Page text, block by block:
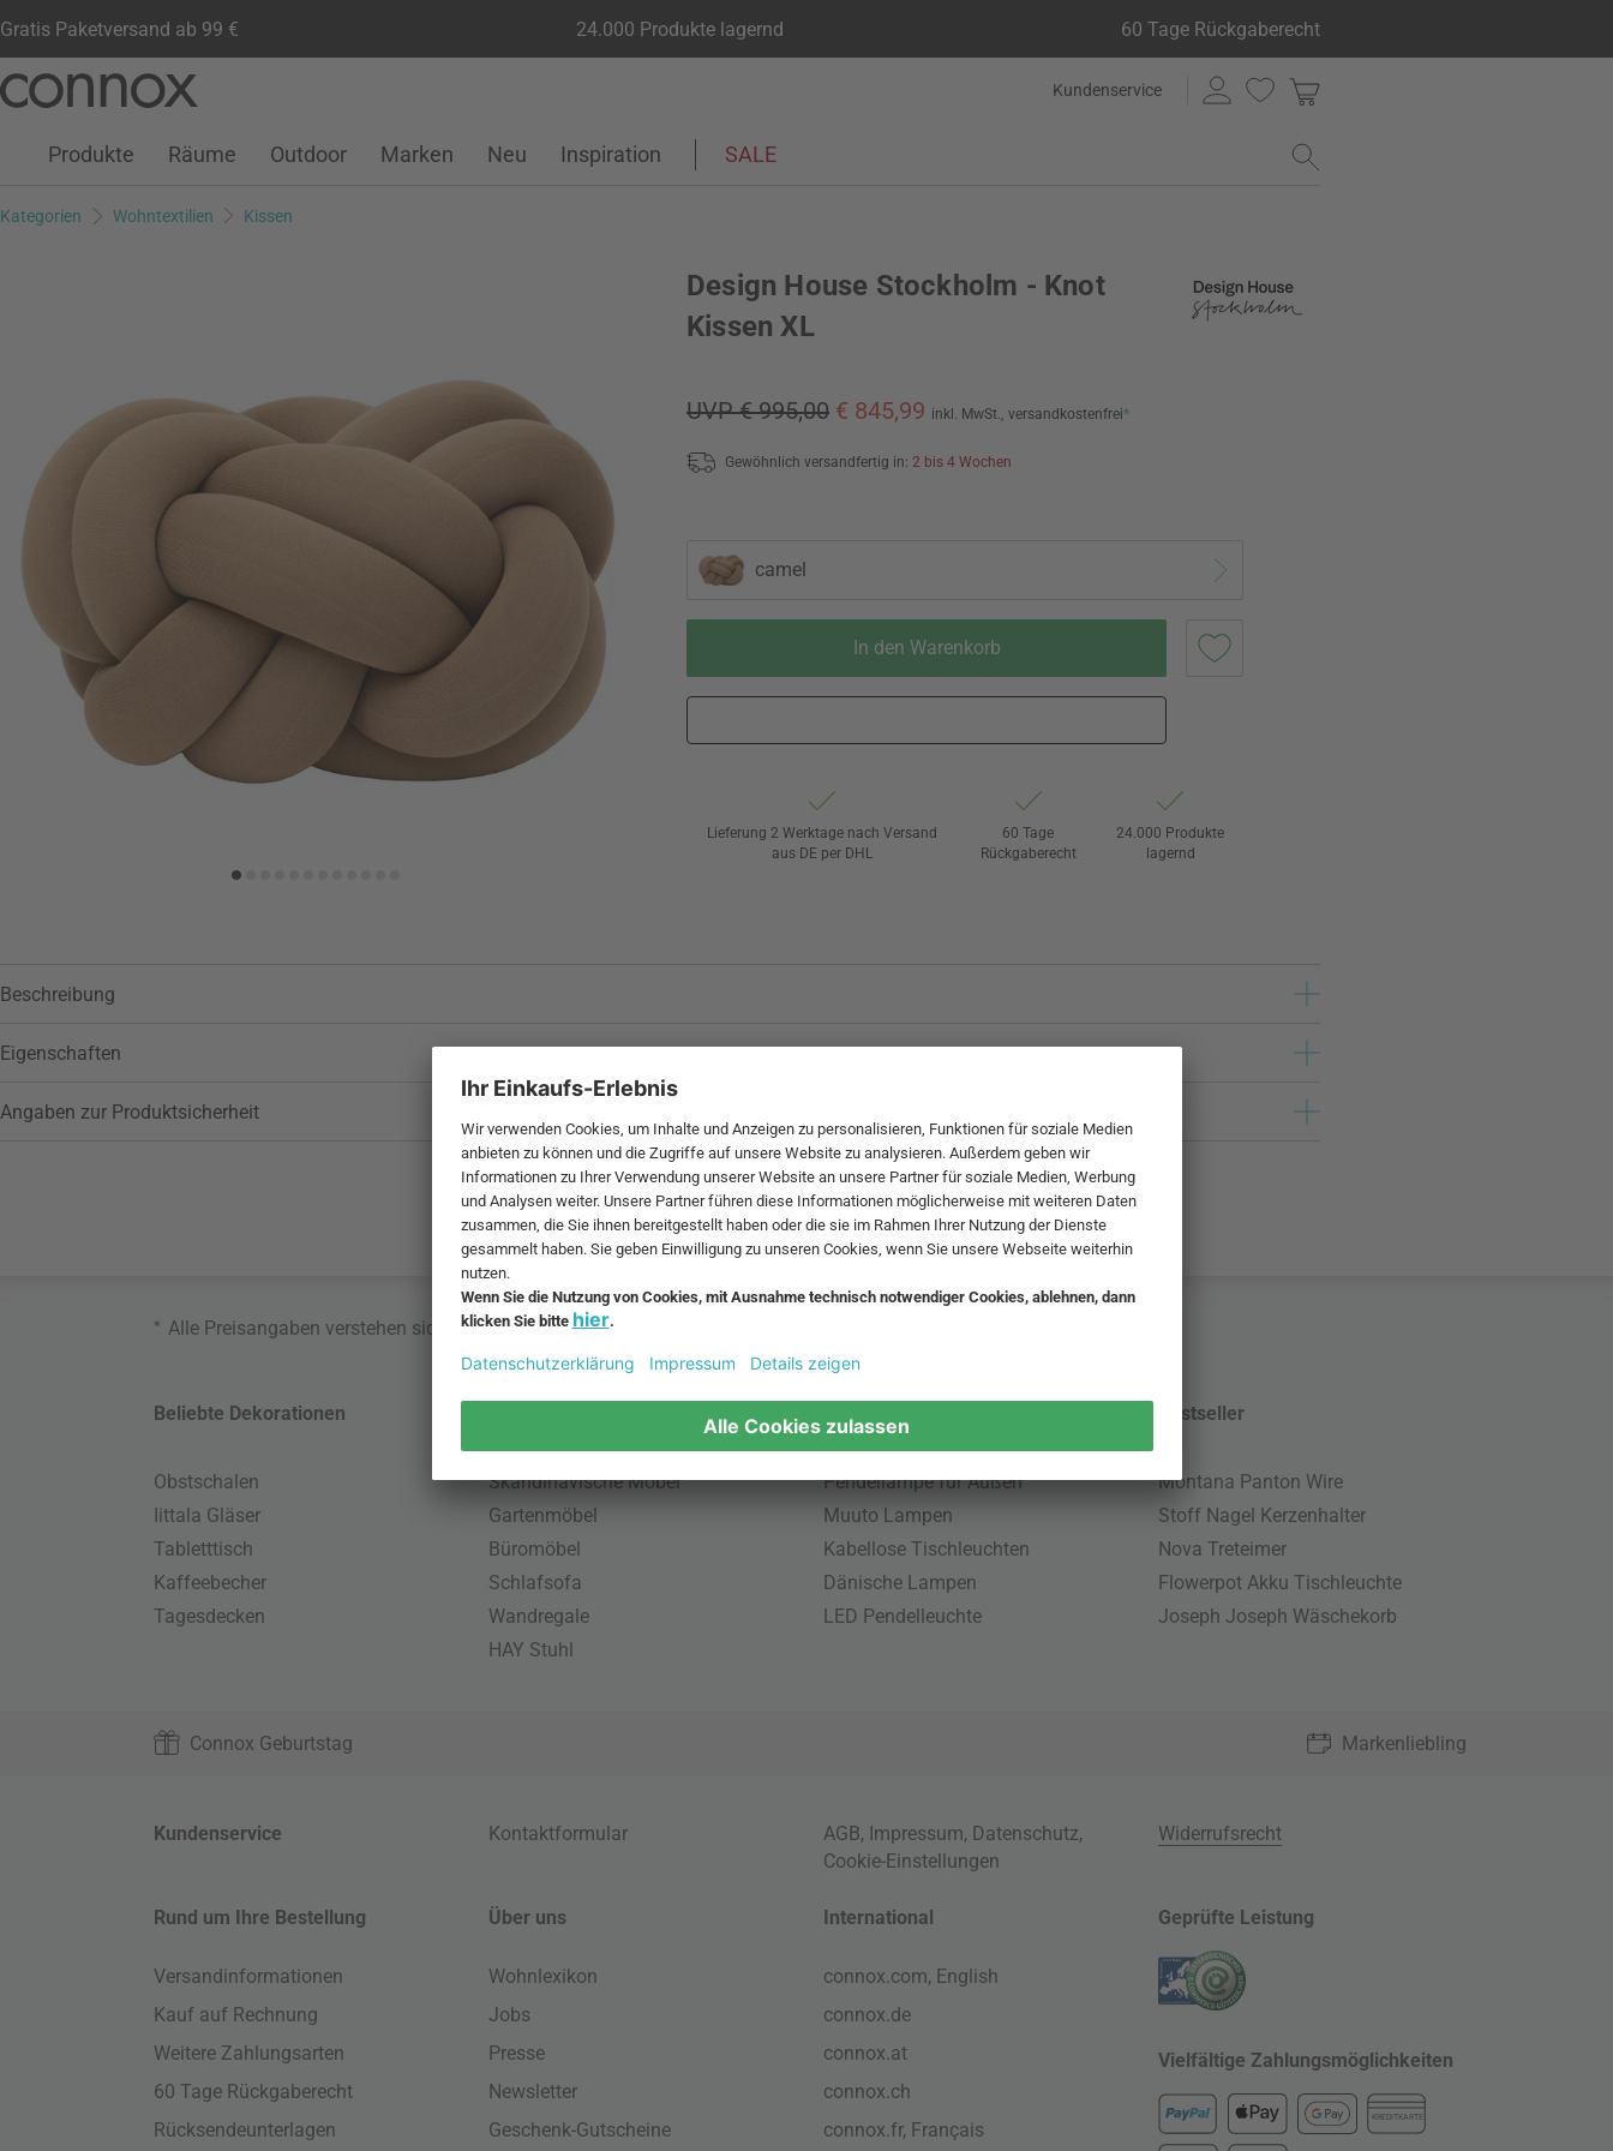
Gratis Paketversand ab 99 € 24.000 Produkte lagernd 60 Tage Rückgaberecht
Seiteninhalt
Suchfeld
Kundenservice
Kundenkonto
Wunschliste
Warenkorb
Produkte Räume Outdoor Marken Neu Inspiration SALE
Kategorien Wohntextilien Kissen
Design House Stockholm - Knot
Kissen XL
UVP € 995,00 € 845,99 inkl. MwSt., versandkostenfrei*
Gewöhnlich versandfertig in: 2 bis 4 Wochen
camel
In den Warenkorb
Wunschliste hinzufügen
Lieferung 2 Werktage nach Versand
aus DE per DHL
60 Tage
Rückgaberecht
24.000 Produkte
lagernd
Beschreibung
Eigenschaften
Angaben zur Produktsicherheit
* Alle Preisangaben verstehen sich inklusive MwSt. und zzgl.
Beliebte Dekorationen
Obstschalen
Iittala Gläser
Tabletttisch
Kaffeebecher
Tagesdecken
Skandinavische Möbel
Gartenmöbel
Büromöbel
Schlafsofa
Wandregale
HAY Stuhl
Beliebte Leuchten
Pendellampe für Außen
Muuto Lampen
Kabellose Tischleuchten
Dänische Lampen
LED Pendelleuchte
Bestseller
Montana Panton Wire
Stoff Nagel Kerzenhalter
Nova Treteimer
Flowerpot Akku Tischleuchte
Joseph Joseph Wäschekorb
Connox Geburtstag Markenliebling
Kundenservice Kontaktformular AGB, Impressum, Datenschutz,
Cookie-Einstellungen
Widerrufsrecht
Rund um Ihre Bestellung
Versandinformationen
Kauf auf Rechnung
Weitere Zahlungsarten
60 Tage Rückgaberecht
Rücksendeunterlagen
Über uns
Wohnlexikon
Jobs
Presse
Newsletter
Geschenk-Gutscheine
International
connox.com, English
connox.de
connox.at
connox.ch
connox.fr, Français
Geprüfte Leistung
Vielfältige Zahlungsmöglichkeiten
KREDITKARTE